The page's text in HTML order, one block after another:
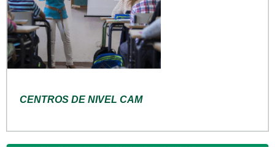
CENTROS DE NIVEL CAM